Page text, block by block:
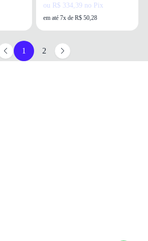
ou R$ 334,39 no Pix
em até 7x de R$ 50,28
1 2